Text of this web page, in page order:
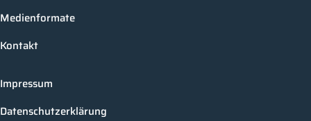
Medienformate
Kontakt
Impressum
Datenschutzerklärung